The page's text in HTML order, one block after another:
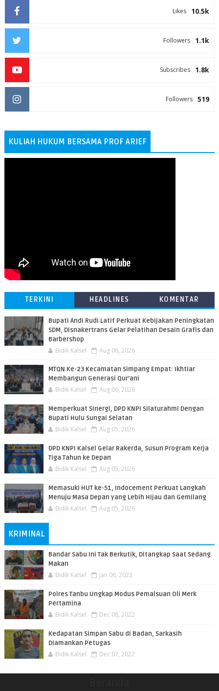
10.5k
Likes
1.1k
Followers
1.8k
Subscribes
519
Followers
KULIAH HUKUM BERSAMA PROF ARIEF
TERKINI HEADLINES KOMENTAR
Bupati Andi Rudi Latif Perkuat Kebijakan Peningkatan
SDM, Disnakertrans Gelar Pelatihan Desain Grafis dan
Barbershop
Bidik Kalsel Aug 06, 2026
MTQN Ke-23 Kecamatan Simpang Empat: Ikhtiar
Membangun Generasi Qur’ani
Bidik Kalsel Aug 06, 2026
Memperkuat Sinergi, DPD KNPI Silaturahmi Dengan
Bupati Hulu Sungai Selatan
Bidik Kalsel Aug 05, 2026
DPD KNPI Kalsel Gelar Rakerda, Susun Program Kerja
Tiga Tahun ke Depan
Bidik Kalsel Aug 05, 2026
Memasuki HUT ke-51, Indocement Perkuat Langkah
Menuju Masa Depan yang Lebih Hijau dan Gemilang
Bidik Kalsel Aug 05, 2026
KRIMINAL
Bandar Sabu Ini Tak Berkutik, Ditangkap Saat Sedang
Makan
Bidik Kalsel Jan 06, 2023
Polres Tanbu Ungkap Modus Pemalsuan Oli Merk
Pertamina
Bidik Kalsel Dec 08, 2022
Kedapatan Simpan Sabu di Badan, Sarkasih
Diamankan Petugas
Bidik Kalsel Dec 07, 2022